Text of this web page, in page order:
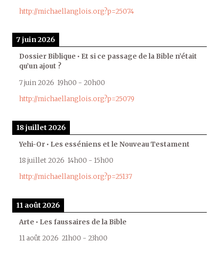
http://michaellanglois.org?p=25074
7 juin 2026
Dossier Biblique • Et si ce passage de la Bible n’était
qu’un ajout ?
7 juin 2026 19h00 - 20h00
http://michaellanglois.org?p=25079
18 juillet 2026
Yehi-Or • Les esséniens et le Nouveau Testament
18 juillet 2026 14h00 - 15h00
http://michaellanglois.org?p=25137
11 août 2026
Arte • Les faussaires de la Bible
11 août 2026 21h00 - 23h00